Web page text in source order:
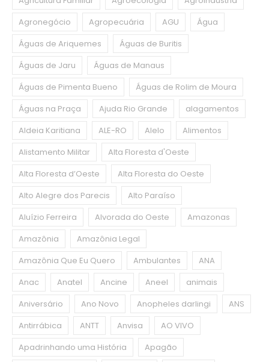
Agronegócio
Agropecuária AGU
Água
Águas de Ariquemes
Águas de Buritis
Águas de Jaru
Águas de Manaus
Águas de Pimenta Bueno
Águas de Rolim de Moura
Águas na Praça
Ajuda Rio Grande
alagamentos
Aldeia Karitiana
ALE-RO Alelo
Alimentos
Alistamento Militar
Alta Floresta d'Oeste
Alta Floresta d’Oeste
Alta Floresta do Oeste
Alto Alegre dos Parecis
Alto Paraíso
Aluízio Ferreira
Alvorada do Oeste
Amazonas
Amazônia
Amazônia Legal
Amazônia Que Eu Quero
Ambulantes
ANA
Anac
Anatel Ancine Aneel
animais
Aniversário
Ano Novo Anopheles darlingi
ANS
Antirrábica
ANTT Anvisa
AO VIVO
Apadrinhando uma História
Apagão